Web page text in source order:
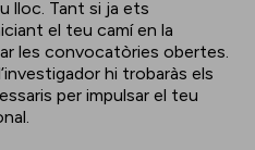
lloc. Tant si ja ets
el teu camí en la
les convocatòries obertes.
hi trobaràs els
per impulsar el teu